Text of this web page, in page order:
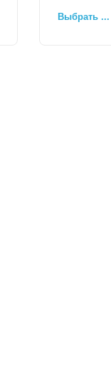
Выбрать ...